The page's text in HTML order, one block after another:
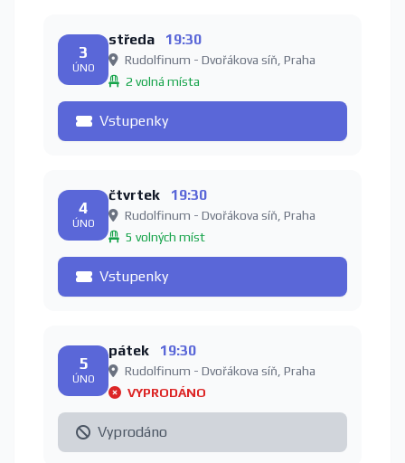
3
ÚNO
středa 19:30
Rudolfinum - Dvořákova síň, Praha
2 volná místa
Vstupenky
4
ÚNO
čtvrtek 19:30
Rudolfinum - Dvořákova síň, Praha
5 volných míst
Vstupenky
5
ÚNO
pátek 19:30
Rudolfinum - Dvořákova síň, Praha
VYPRODÁNO
Vyprodáno